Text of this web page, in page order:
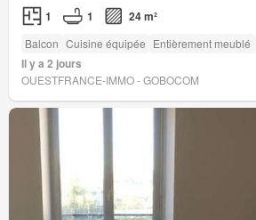
1 1 24 m²
Balcon Cuisine équipée Entièrement meublé
Il y a 2 jours
OUESTFRANCE-IMMO - GOBOCOM